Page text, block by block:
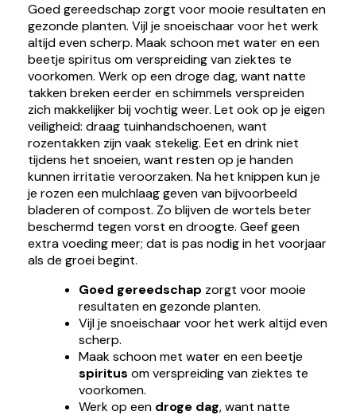
Goed gereedschap zorgt voor mooie resultaten en
gezonde planten. Vijl je snoeischaar voor het werk
altijd even scherp. Maak schoon met water en een
beetje spiritus om verspreiding van ziektes te
voorkomen. Werk op een droge dag, want natte
takken breken eerder en schimmels verspreiden
zich makkelijker bij vochtig weer. Let ook op je eigen
veiligheid: draag tuinhandschoenen, want
rozentakken zijn vaak stekelig. Eet en drink niet
tijdens het snoeien, want resten op je handen
kunnen irritatie veroorzaken. Na het knippen kun je
je rozen een mulchlaag geven van bijvoorbeeld
bladeren of compost. Zo blijven de wortels beter
beschermd tegen vorst en droogte. Geef geen
extra voeding meer; dat is pas nodig in het voorjaar
als de groei begint.
Goed gereedschap zorgt voor mooie
resultaten en gezonde planten.
Vijl je snoeischaar voor het werk altijd even
scherp.
Maak schoon met water en een beetje
spiritus om verspreiding van ziektes te
voorkomen.
Werk op een droge dag, want natte